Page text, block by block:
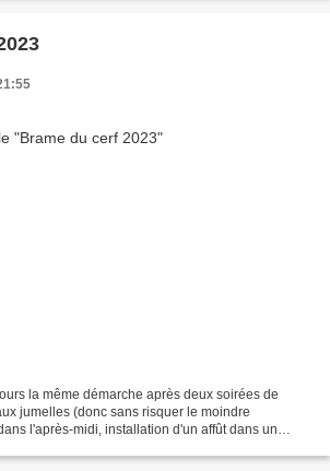
la même démarche après deux soirées de
jumelles (donc sans risquer le moindre
l'après-midi, installation d'un affût dans un